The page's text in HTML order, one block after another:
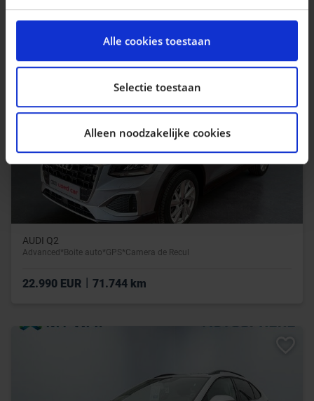
personaliseren, om functies voor social media te
bieden en om ons websiteverkeer te analyseren. Ook
delen we informatie over uw gebruik van onze site met
onze partners voor social media, adverteren en
combineren met andere informatie die u aan ze heeft
verstrekt of die ze hebben verzameld op basis van uw
gebruik van hun services.
Alle cookies toestaan
Selectie toestaan
Alleen noodzakelijke cookies
AUDI Q2
Advanced*Boite auto*GPS*Camera de Recul
22.990 EUR | 71.744 km